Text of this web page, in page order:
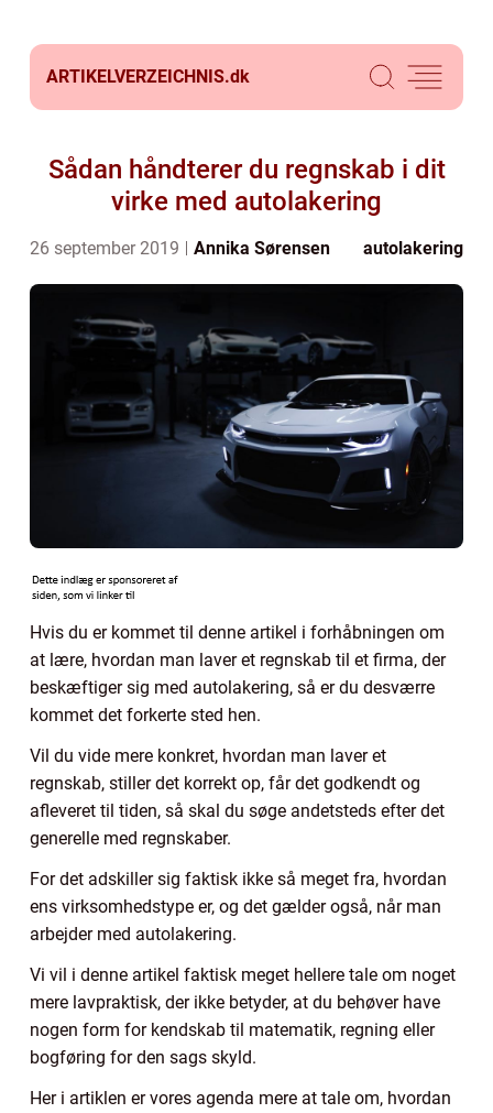
ARTIKELVERZEICHNIS.dk
Sådan håndterer du regnskab i dit
virke med autolakering
26 september 2019 Annika Sørensen autolakering
Hvis du er kommet til denne artikel i forhåbningen om
at lære, hvordan man laver et regnskab til et firma, der
beskæftiger sig med autolakering, så er du desværre
kommet det forkerte sted hen.
Vil du vide mere konkret, hvordan man laver et
regnskab, stiller det korrekt op, får det godkendt og
afleveret til tiden, så skal du søge andetsteds efter det
generelle med regnskaber.
For det adskiller sig faktisk ikke så meget fra, hvordan
ens virksomhedstype er, og det gælder også, når man
arbejder med autolakering.
Vi vil i denne artikel faktisk meget hellere tale om noget
mere lavpraktisk, der ikke betyder, at du behøver have
nogen form for kendskab til matematik, regning eller
bogføring for den sags skyld.
Her i artiklen er vores agenda mere at tale om, hvordan